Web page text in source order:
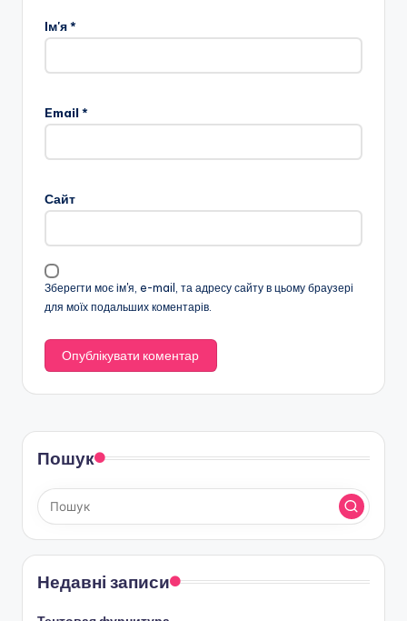
Ім'я*
Email *
Сайт
Зберегти моє ім'я, e-mail, та адресу сайту в цьому браузері
для моїх подальших коментарів.
Пошук
Недавні записи